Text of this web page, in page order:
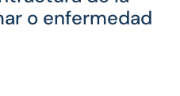
o enfermedad